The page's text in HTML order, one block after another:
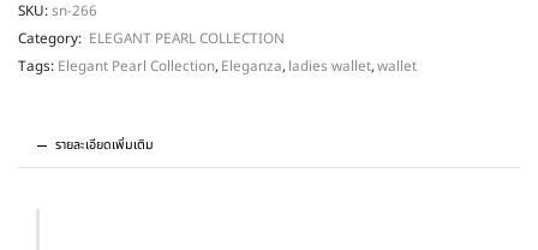
SKU:sn-266
Category: ELEGANT PEARL COLLECTION
Tags: Elegant Pearl Collection, Eleganza, ladies wallet,wallet
รายละเอียดเพิ่มเติม